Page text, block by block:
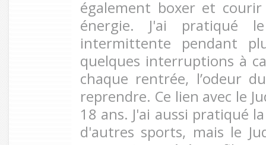
également boxer et
énergie. J'ai pratiqué
intermittente pendant
quelques interruptions à
chaque rentrée, l’odeur
reprendre. Ce lien avec le
18 ans. J'ai aussi pratiqué
d'autres sports, mais le